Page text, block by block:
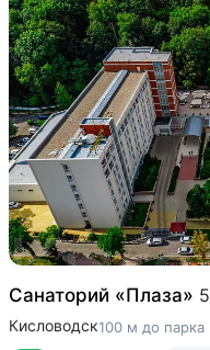
Санаторий «Плаза» 5
Кисловодск100 м до парка